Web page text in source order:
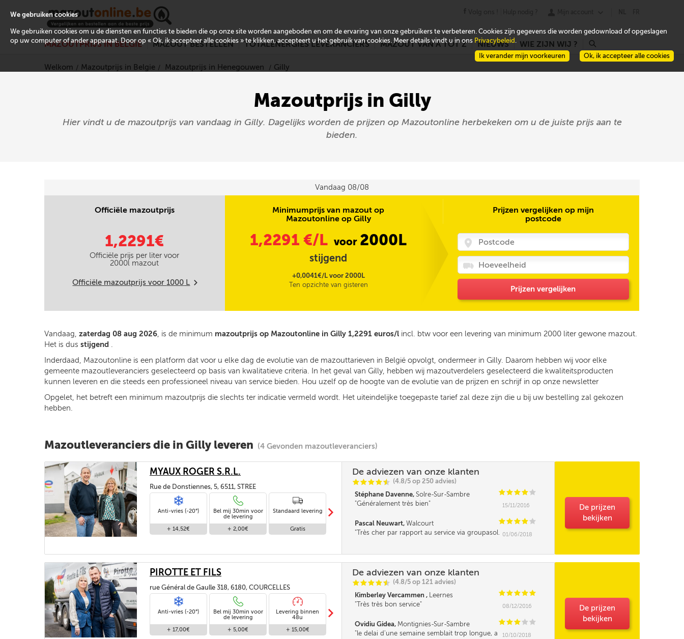
MAZOUTPRIJS IN BELGIË MAZOUT BESTELLEN TOTALENERGIES LEVERANCIERS MAZOUT VAN A TOT Z NIEUWS WIE ZIJN WIJ ? r
Welkom Mazoutprijs in Belgie Mazoutprijs in Henegouwen Gilly
Mazoutprijs in Gilly
Hier vindt u de mazoutprijs van vandaag in Gilly. Dagelijks worden de prijzen op Mazoutonline herbekeken om u de juiste prijs aan te
bieden.
Vandaag 08/08
Officiële mazoutprijs
1,2291€
Officiële prijs per liter voor
2000l mazout
Officiële mazoutprijs voor1000 L m
Minimumprijs van mazout op
Mazoutonline op Gilly
1,2291 €/L voor 2000L
stijgend
+0,0041€/L voor 2000L
Ten opzichte van gisteren
Prijzen vergelijken op mijn
postcode
Prijzen vergelijken
Vandaag, zaterdag 08 aug 2026, is de minimum mazoutprijs op Mazoutonline in Gilly 1,2291 euros/l incl. btw voor een levering van minimum 2000 liter gewone mazout.
Het is dus stijgend .
Inderdaad, Mazoutonline is een platform dat voor u elke dag de evolutie van de mazouttarieven in België opvolgt, ondermeer in Gilly. Daarom hebben wij voor elke
gemeente mazoutleveranciers geselecteerd op basis van kwalitatieve criteria. In het geval van Gilly, hebben wij mazoutverdelers geselecteerd die kwaliteitsproducten
kunnen leveren en die steeds een professioneel niveau van service bieden. Hou uzelf op de hoogte van de evolutie van de prijzen en schrijf in op onze newsletter
Opgelet, het betreft een minimum mazoutprijs die slechts ter indicatie vermeld wordt. Het uiteindelijke toegepaste tarief zal deze zijn die u bij uw bestelling zal gekozen
hebben.
Mazoutleveranciers die in Gilly leveren (4 Gevonden mazoutleveranciers)
MYAUX ROGER S.R.L.
Rue de Donstiennes, 5, 6511, STREE
Anti-vries (-20°)
+ 14,52€
Bel mij 30min voor
de levering
+ 2,00€
Standaard levering
Gratis
Gratis
m
De adviezen van onze klanten
CCCCi
@ (4.8/5 op 250 advies)
Stéphane Davenne, Solre-Sur-Sambre CCCC C
Généralement très bien
15/11/2016
Pascal Neuwart, Walcourt CCCC C
Très cher par rapport au service via groupasol.
la qualité du service mais chacun agit de la
même façon...
01/06/2018
De prijzen
bekijken
PIROTTE ET FILS
rue Général de Gaulle 318, 6180, COURCELLES
Anti-vries (-20°)
+ 17,00€
Bel mij 30min voor
de levering
+ 5,00€
Levering binnen
48u
+ 15,00€
Standaard levering
Gratis
+ 25,00€
m
De adviezen van onze klanten
CCCCi
@ (4.8/5 op 121 advies)
Kimberley Vercammen , Leernes CCCCC
Très très bon service
08/12/2016
Ovidiu Gidea, Montignies-Sur-Sambre CCC C C
le delai d'une semaine semblait trop longue, a
10/10/2018
De prijzen
bekijken
We gebruiken cookies
We gebruiken cookies om u de diensten en functies te bieden die op onze site worden aangeboden en om de ervaring van onze gebruikers te verbeteren. Cookies zijn gegevens die worden gedownload of opgeslagen
op uw computer of ander apparaat. Door op « Ok, ik accepteer alle cookies » te klikken, accepteert u het gebruik van cookies. Meer details vindt u in ons Privacybeleid .
Ok, ik accepteer alle cookies
Ik verander mijn voorkeuren